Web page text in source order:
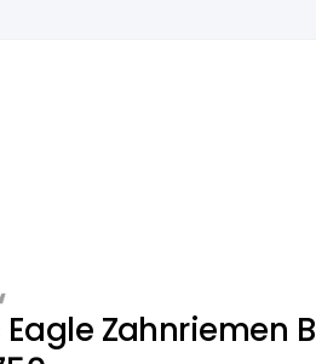
Zahnriemen B